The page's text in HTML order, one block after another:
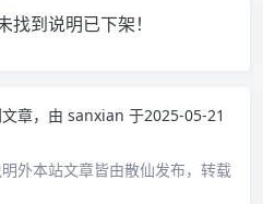
到说明已下架！
章，由 sanxian 于2025-05-21
外本站文章皆由散仙发布，转载